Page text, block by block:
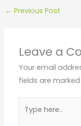
← Previous Post
Leave a
Your email
fields are marked
here..